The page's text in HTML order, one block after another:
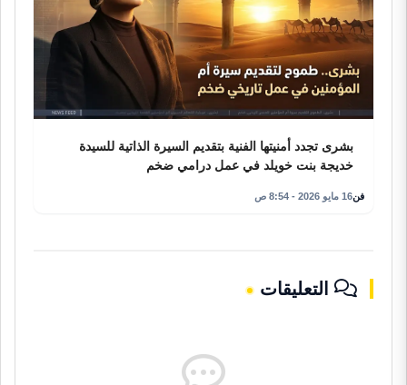
بشرى تجدد أمنيتها الفنية بتقديم السيرة الذاتية للسيدة
خديجة بنت خويلد في عمل درامي ضخم
فن16 مايو 2026 - 8:54 ص
التعليقات